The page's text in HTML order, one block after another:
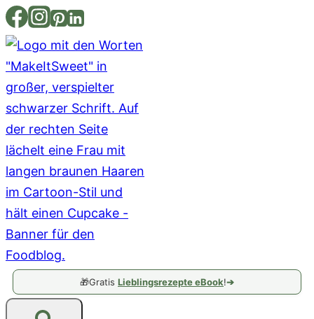
Zum
Inhalt
springen
🎁Gratis Lieblingsrezepte eBook!➔